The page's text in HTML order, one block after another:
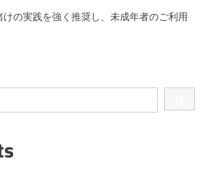
の実践を強く推奨し、未成年者のご利用